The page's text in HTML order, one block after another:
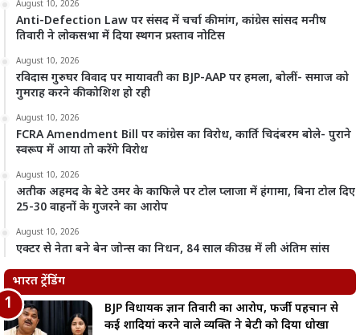
August 10, 2026
Anti-Defection Law पर संसद में चर्चा की मांग, कांग्रेस सांसद मनीष
तिवारी ने लोकसभा में दिया स्थगन प्रस्ताव नोटिस
August 10, 2026
रविदास गुरुघर विवाद पर मायावती का BJP-AAP पर हमला, बोलीं- समाज को
गुमराह करने की कोशिश हो रही
August 10, 2026
FCRA Amendment Bill पर कांग्रेस का विरोध, कार्ति चिदंबरम बोले- पुराने
स्वरूप में आया तो करेंगे विरोध
August 10, 2026
अतीक अहमद के बेटे उमर के काफिले पर टोल प्लाजा में हंगामा, बिना टोल दिए
25-30 वाहनों के गुजरने का आरोप
August 10, 2026
एक्टर से नेता बने बेन जोन्स का निधन, 84 साल की उम्र में ली अंतिम सांस
भारत ट्रेंडिंग
BJP विधायक ज्ञान तिवारी का आरोप, फर्जी पहचान से
कई शादियां करने वाले व्यक्ति ने बेटी को दिया धोखा